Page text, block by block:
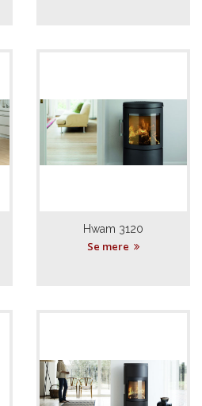
Hwam 3120
Se mere